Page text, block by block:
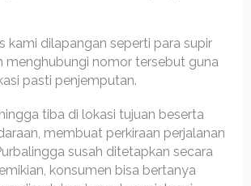
kami dilapangan seperti para supir
menghubungi nomor tersebut guna
pasti penjemputan.
tiba di lokasi tujuan beserta
membuat perkiraan perjalanan
susah ditetapkan secara
konsumen bisa bertanya